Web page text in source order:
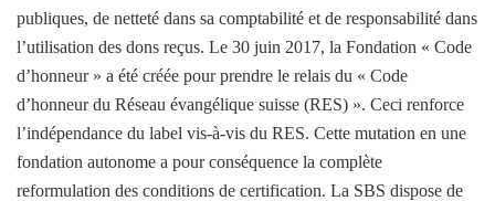
publiques, de netteté dans sa comptabilité et de responsabilité dans
l’utilisation des dons reçus. Le 30 juin 2017, la Fondation « Code
d’honneur » a été créée pour prendre le relais du « Code
d’honneur du Réseau évangélique suisse (RES) ». Ceci renforce
l’indépendance du label vis-à-vis du RES. Cette mutation en une
fondation autonome a pour conséquence la complète
reformulation des conditions de certification. La SBS dispose de